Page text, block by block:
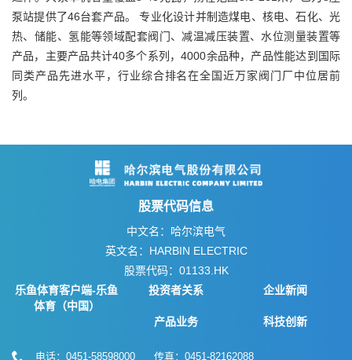
泵站提供了46台套产品。 专业化设计并制造煤电、核电、石化、光
热、储能、氢能等领域配套阀门、减温减压装置、水位测量装置等
产品，主要产品共计40多个系列，4000余品种，产品性能达到国际
同类产品先进水平，行业综合排名在全国近万家阀门厂中位居前
列。
股票代码信息
中文名：哈尔滨电气
英文名：HARBIN ELECTRIC
股票代码：01133.HK
乐鱼体育客户端-乐鱼
体育（中国）
投资者关系 企业新闻
产品业务 科技创新
电话：0451-58598000 传真：0451-82162088